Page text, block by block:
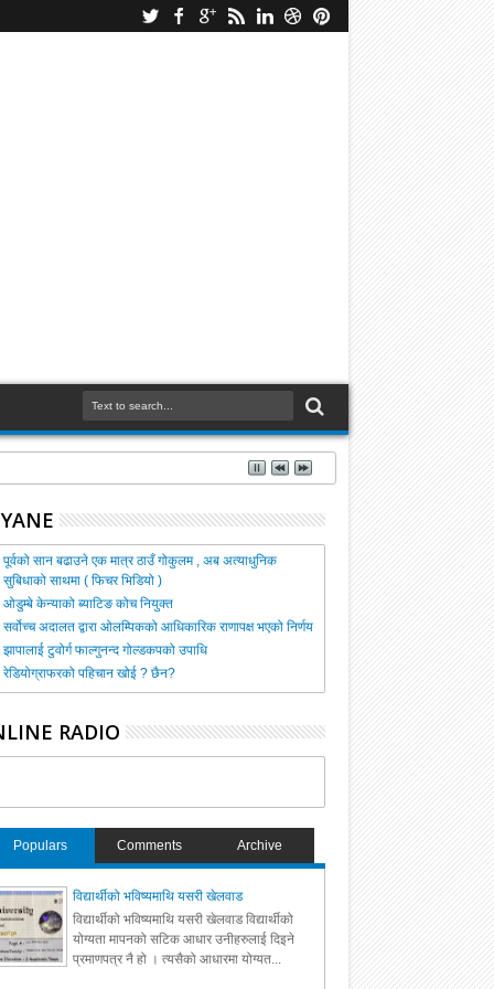
पूर्वको सान बढाउने एक मात्र ठाउँ गोकुलम , अब अत्याधुनिक
सुबिधाको साथमा ( फिचर भिडियो )
ओडुम्बे केन्याको ब्याटिङ कोच नियुक्त
सर्वोच्च अदालत द्वारा ओलम्पिकको आधिकारिक राणापक्ष भएको निर्णय
झापालाई टुवोर्ग फाल्गुनन्द गोल्डकपको उपाधि
रेडियोग्राफरको पहिचान खोई ? छैन?
RADIO
Populars Comments Archive
विद्यार्थीको भविष्यमाथि यसरी खेलवाड
विद्यार्थीको भविष्यमाथि यसरी खेलवाड विद्यार्थीको
योग्यता मापनको सटिक आधार उनीहरुलाई दिइने
प्रमाणपत्र नै हो । त्यसैको आधारमा योग्यत...